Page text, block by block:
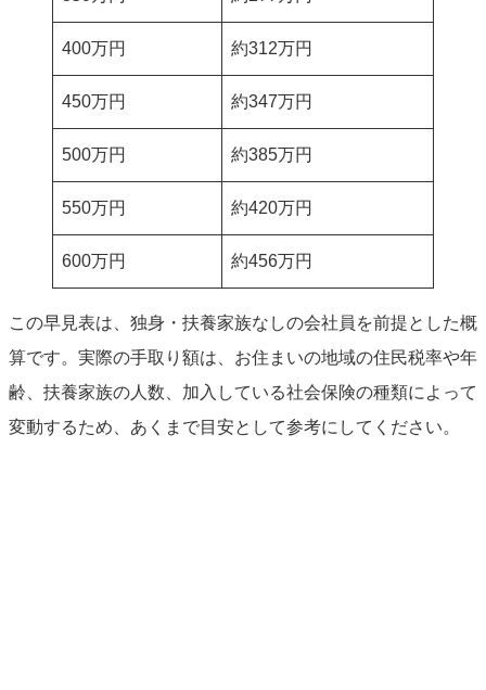
400万円 約312万円
450万円 約347万円
500万円 約385万円
550万円 約420万円
600万円 約456万円
この早見表は、独身・扶養家族なしの会社員を前提とした概
算です。実際の手取り額は、お住まいの地域の住民税率や年
齢、扶養家族の人数、加入している社会保険の種類によって
変動するため、あくまで目安として参考にしてください。